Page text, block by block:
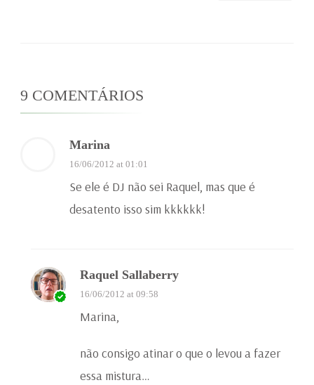
9 COMENTÁRIOS
Marina
16/06/2012 at 01:01
Se ele é DJ não sei Raquel, mas que é
desatento isso sim kkkkkk!
Raquel Sallaberry
16/06/2012 at 09:58
Marina,
não consigo atinar o que o levou a fazer
essa mistura…